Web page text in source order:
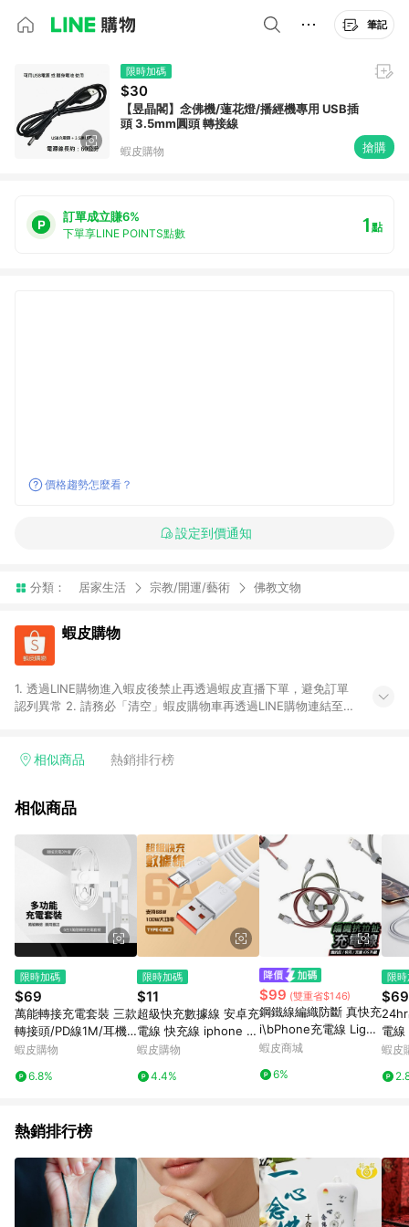
筆記
限時加碼
$30
【昱晶閣】念佛機/蓮花燈/播經機專用 USB插
頭 3.5mm圓頭 轉接線
蝦皮購物 搶購
訂單成立賺6%
下單享LINE POINTS點數 1點
價格趨勢怎麼看？
設定到價通知
分類： 居家生活 宗教/開運/藝術 佛教文物
蝦皮購物
1. 透過LINE購物進入蝦皮後禁止再透過蝦皮直播下單，避免訂單
認列異常 2. 請務必「清空」蝦皮購物車再透過LINE購物連結至蝦
易後，想下第二張訂單，請重新從LINE購物連結至蝦皮商店進行
後之最終金額進行計算。 6. 用戶需於同一瀏覽器進行交易（若自
將拆分成不同筆訂單編號發送通知。 8. 若使用折價券折抵，可能
會有攤提折抵導致訂單金額些微落差 9. 同一商品品項(即便不同
尺寸規格)，皆會計入同一筆返點上限進行計算 10. 蝦皮會將LINE
的導購跳轉紀錄與蝦皮的會員ID進行綁定，若後續七天內未透過
其他媒體來源導入蝦皮官網，則七天內於該蝦皮帳號下訂的首筆
訂單會被蝦皮認列為該LINE用戶導購跳轉時所成立之訂單。 11.
若同一用戶使用一個以上蝦皮帳號透過LINE購物進行導購，將可
能導致無法收到導購通知，亦可能無法收到點數，再請留意。 13.
請注意以下行為將可能導致無法取得 LINE POINTS 點數回饋資
格：使用非指定之途徑及方式完成交易，或經由蝦皮系統判斷點
擊路徑不符合回饋資格或規則者。 14. 若有贈點爭議，請務必於
訂單日期+60天以內進行洽詢確認；超過60天(含)以上進行申
訴，恕無法贈點回饋。需檢附蝦皮訂單完成、LINE購物訂單記
錄，如於LINE購物訂單紀錄已呈現：「非本次前往蝦皮商店之品
斷而無法進行 LINE Points 回饋 2.若購買過程中關閉蝦皮APP，
則需重新透過LINE購物前往蝦皮商城，否則無法進行LINE
POINTS 回饋。 3.如用戶先前往蝦皮商城將商品加入購物車，後
續透過LINE購物前往至蝦皮商城將購物車結清，此方案將不列入
LINE Points 回饋 4.自 2018/10/24 起購買蝦皮拍賣商品，不符
合贈點資格 5. 透過LINE購物購買蝦皮站上「蝦皮推廣服務」之商
相似商品 熱銷排行榜
相似商品
限時加碼
$69
萬能轉接充電套裝 三款
轉接頭/PD線1M/耳機
轉接線/取卡針 傳輸充
平板手機
蝦皮購物
6.8%
限時加碼
$11
超級快充數據線 安卓充
電線 快充線 iphone 充
電線 120W快充線6A
電QJ2032
蝦皮購物
4.4%
$99 (雙重省$146)
鋼鐵線編織防斷 真快充
i\bPhone充電線 Lighti
ng快充線 充電傳輸線
援iOS15
蝦皮商城
6%
限
$69
電線
蝦皮
熱銷排行榜